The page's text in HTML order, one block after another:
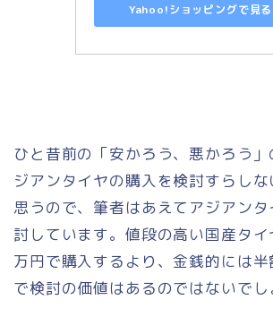
Yahoo!ショッピングで見る
ひと昔前の「安かろう、悪かろう
ジアンタイヤの購入を検討すらしな
思うので、筆者はあえてアジアン
討しています。値段の高い国産タ
万円で購入するより、金銭的には
で検討の価値はあるのではないでし